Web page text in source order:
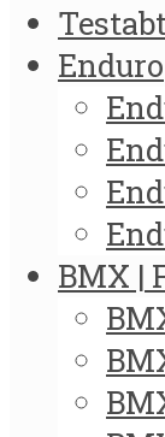
Enduro
BMX |